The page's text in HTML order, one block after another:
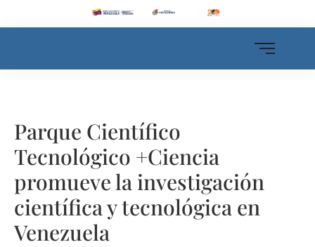
Parque Científico
Tecnológico +Ciencia
promueve la investigación
científica y tecnológica en
Venezuela